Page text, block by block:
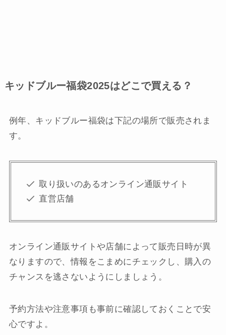
キッドブルー福袋2025はどこで買える？
例年、キッドブルー福袋は下記の場所で販売されま
す。
取り扱いのあるオンライン通販サイト
直営店舗
オンライン通販サイトや店舗によって販売日時が異
なりますので、情報をこまめにチェックし、購入の
チャンスを逃さないようにしましょう。
予約方法や注意事項も事前に確認しておくことで安
心ですよ。